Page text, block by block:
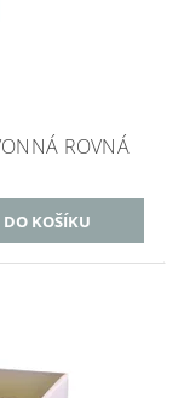
ROVNÁ